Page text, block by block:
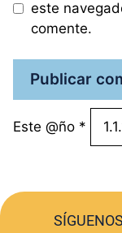
este
comente.
Este @ño *